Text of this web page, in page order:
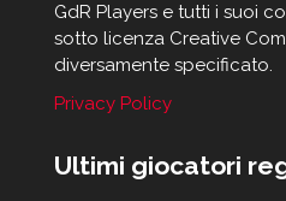
GdR Players e tutti i suoi
sotto licenza Creative
diversamente specificato.
Privacy Policy
Ultimi giocatori